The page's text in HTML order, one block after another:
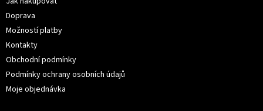
Doprava
Možností platby
Kontakty
Obchodní podmínky
Podmínky ochrany osobních údajů
Moje objednávka